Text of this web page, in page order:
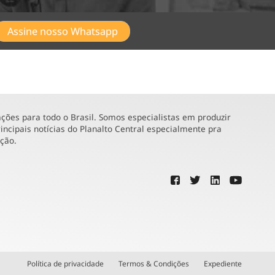
Assine nosso Whatsapp
para todo o Brasil. Somos especialistas em produzir
notícias do Planalto Central especialmente pra
Política de privacidade Termos & Condições Expediente